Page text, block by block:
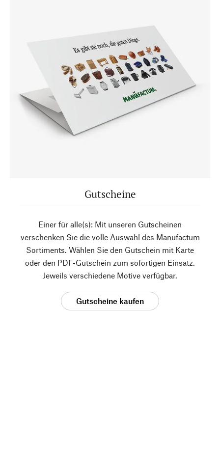
Gutscheine
Einer für alle(s): Mit unseren Gutscheinen
verschenken Sie die volle Auswahl des Manufactum
Sortiments. Wählen Sie den Gutschein mit Karte
oder den PDF-Gutschein zum sofortigen Einsatz.
Jeweils verschiedene Motive verfügbar.
Gutscheine kaufen